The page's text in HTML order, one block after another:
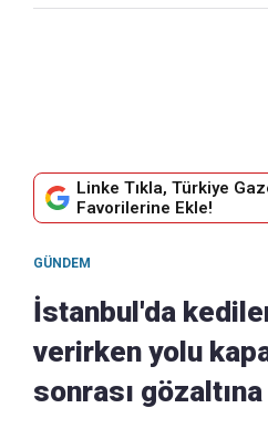
Linke Tıkla, Türkiye
Favorilerine Ekle!
GÜNDEM
İstanbul'da
verirken yolu
sonrası gözaltına